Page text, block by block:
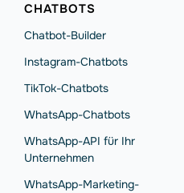
СHATBOTS
Chatbot-Builder
Instagram-Chatbots
TikTok-Chatbots
WhatsApp-Chatbots
WhatsApp-API für Ihr
Unternehmen
WhatsApp-Marketing-